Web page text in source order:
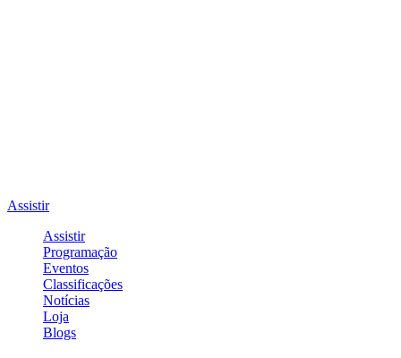
Assistir
Assistir
Programação
Eventos
Classificações
Notícias
Loja
Blogs